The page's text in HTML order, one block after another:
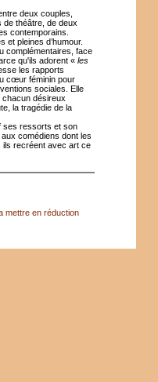
deux couples,
de théâtre, de deux
contemporains.
et pleines d’humour.
complémentaires, face
qu'ils adorent « les
les rapports
cœur féminin pour
sociales. Elle
chacun désireux
la tragédie de la
ses ressorts et son
comédiens dont les
ils recréent avec art ce
mettre en réduction